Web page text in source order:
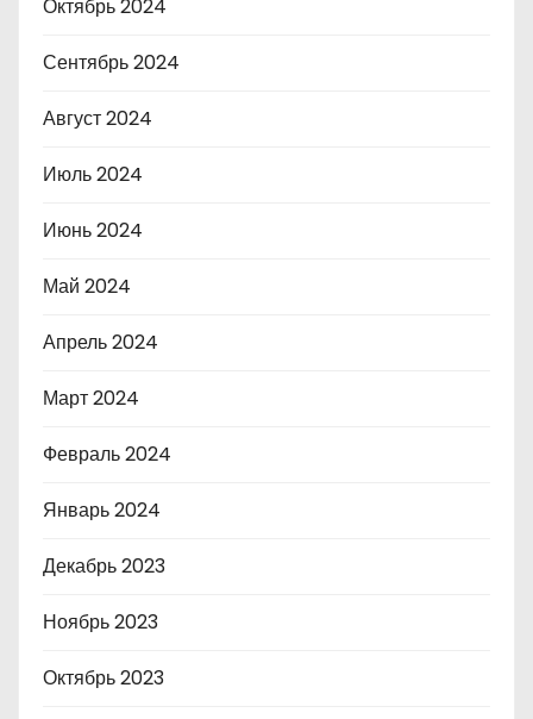
Октябрь 2024
Сентябрь 2024
Август 2024
Июль 2024
Июнь 2024
Май 2024
Апрель 2024
Март 2024
Февраль 2024
Январь 2024
Декабрь 2023
Ноябрь 2023
Октябрь 2023